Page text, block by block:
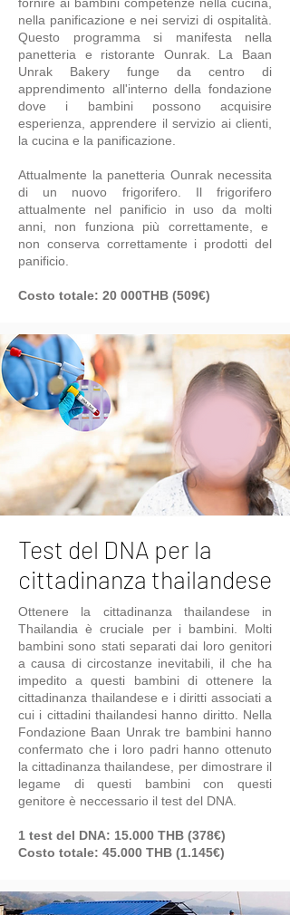
nella panificazione e nei servizi di ospitalità.
Questo programma si manifesta nella
panetteria e ristorante Ounrak. La Baan
Unrak Bakery funge da centro di
apprendimento all'interno della fondazione
dove i bambini possono acquisire
esperienza, apprendere il servizio ai clienti,
la cucina e la panificazione.
Attualmente la panetteria Ounrak necessita
di un nuovo frigorifero. Il frigorifero
attualmente nel panificio in uso da molti
anni, non funziona più correttamente, e
non conserva correttamente i prodotti del
panificio.
Costo totale: 20 000THB (509€)
Test del DNA per la
cittadinanza thailandese
Ottenere la cittadinanza thailandese in
Thailandia è cruciale per i bambini. Molti
bambini sono stati separati dai loro genitori
a causa di circostanze inevitabili, il che ha
impedito a questi bambini di ottenere la
cittadinanza thailandese e i diritti associati a
cui i cittadini thailandesi hanno diritto. Nella
Fondazione Baan Unrak tre bambini hanno
confermato che i loro padri hanno ottenuto
la cittadinanza thailandese, per dimostrare il
legame di questi bambini con questi
genitore è neccessario il test del DNA.
1 test del DNA: 15.000 THB (378€)
Costo totale: 45.000 THB (1.145€)